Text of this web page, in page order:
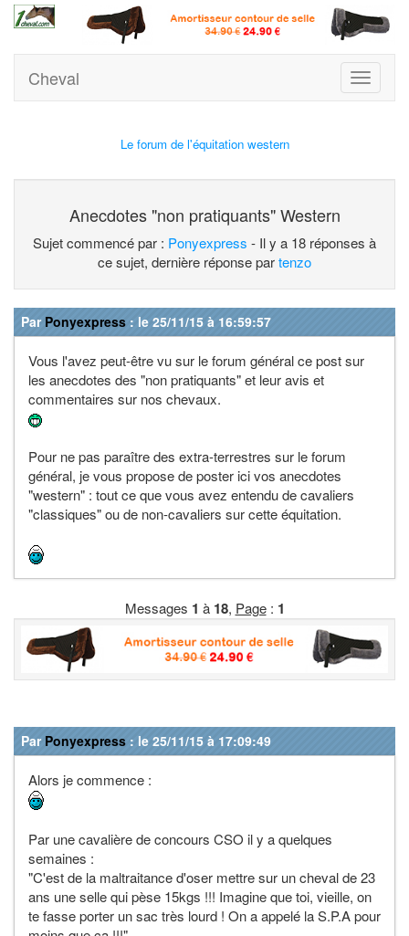
Toggle
Cheval
Le forum de l'équitation western
Anecdotes "non pratiquants" Western
Sujet commencé par : Ponyexpress - Il y a 18 réponses à
ce sujet, dernière réponse partenzo
Par Ponyexpress : le 25/11/15 à 16:59:57
Vous l'avez peut-être vu sur le forum général ce post sur
les anecdotes des "non pratiquants" et leur avis et
commentaires sur nos chevaux.
Pour ne pas paraître des extra-terrestres sur le forum
général, je vous propose de poster ici vos anecdotes
"western" : tout ce que vous avez entendu de cavaliers
"classiques" ou de non-cavaliers sur cette équitation.
Messages 1 à 18, Page: 1
Par Ponyexpress : le 25/11/15 à 17:09:49
Alors je commence :
Par une cavalière de concours CSO il y a quelques
semaines :
"C'est de la maltraitance d'oser mettre sur un cheval de 23
ans une selle qui pèse 15kgs !!! Imagine que toi, vieille, on
te fasse porter un sac très lourd ! On a appelé la S.P.A pour